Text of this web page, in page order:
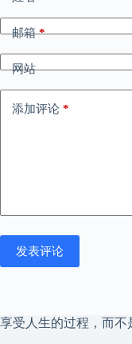
邮箱*
网站
添加评论 *
发表评论
享受人生的过程，而不